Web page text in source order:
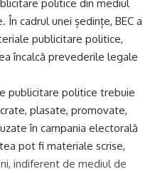
politice din mediul
cadrul unei ședințe, BEC a
publicitare politice,
încalcă prevederile legale
publicitare politice trebuie
plasate, promovate,
în campania electorală
pot fi materiale scrise,
indiferent de mediul de